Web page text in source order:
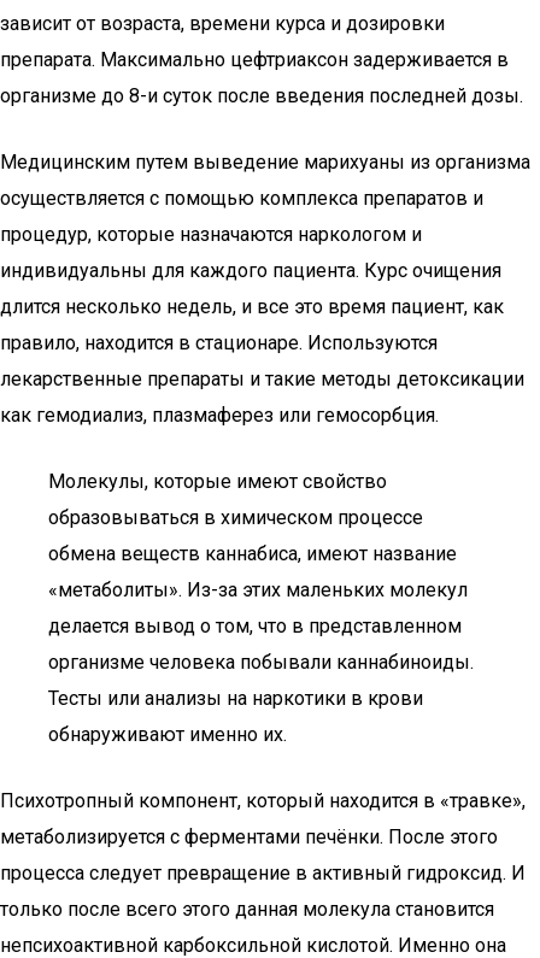
зависит от возраста, времени курса и дозировки
препарата. Максимально цефтриаксон задерживается в
организме до 8-и суток после введения последней дозы.
Медицинским путем выведение марихуаны из организма
осуществляется с помощью комплекса препаратов и
процедур, которые назначаются наркологом и
индивидуальны для каждого пациента. Курс очищения
длится несколько недель, и все это время пациент, как
правило, находится в стационаре. Используются
лекарственные препараты и такие методы детоксикации
как гемодиализ, плазмаферез или гемосорбция.
Молекулы, которые имеют свойство
образовываться в химическом процессе
обмена веществ каннабиса, имеют название
«метаболиты». Из-за этих маленьких молекул
делается вывод о том, что в представленном
организме человека побывали каннабиноиды.
Тесты или анализы на наркотики в крови
обнаруживают именно их.
Психотропный компонент, который находится в «травке»,
метаболизируется с ферментами печёнки. После этого
процесса следует превращение в активный гидроксид. И
только после всего этого данная молекула становится
непсихоактивной карбоксильной кислотой. Именно она